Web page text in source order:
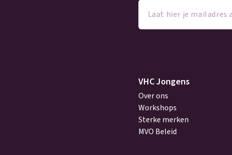
Laat
VHC Jongens
Over ons
Workshops
Sterke merken
MVO Beleid